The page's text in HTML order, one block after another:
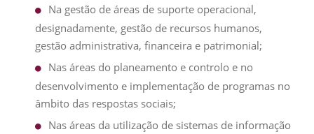
Na gestão de áreas de suporte operacional,
designadamente, gestão de recursos humanos,
gestão administrativa, financeira e patrimonial;
Nas áreas do planeamento e controlo e no
desenvolvimento e implementação de programas no
âmbito das respostas sociais;
Nas áreas da utilização de sistemas de informação